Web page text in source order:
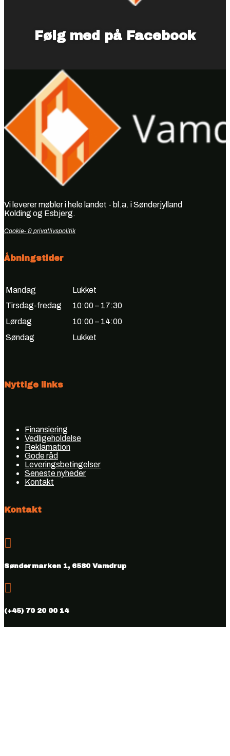
Følg med på Facebook
Vi leverer møbler i hele landet - bl.a. i Sønderjylland
Kolding og Esbjerg.
Cookie- & privatlivspolitik
Åbningstider
Mandag
Lukket
Tirsdag-fredag
10:00 – 17:30
Lørdag
10:00 – 14:00
Søndag
Lukket
Nyttige links
Finansiering
Vedligeholdelse
Reklamation
Gode råd
Leveringsbetingelser
Seneste nyheder
Kontakt
Kontakt

Søndermarken 1, 6580 Vamdrup

(+45) 70 20 00 14